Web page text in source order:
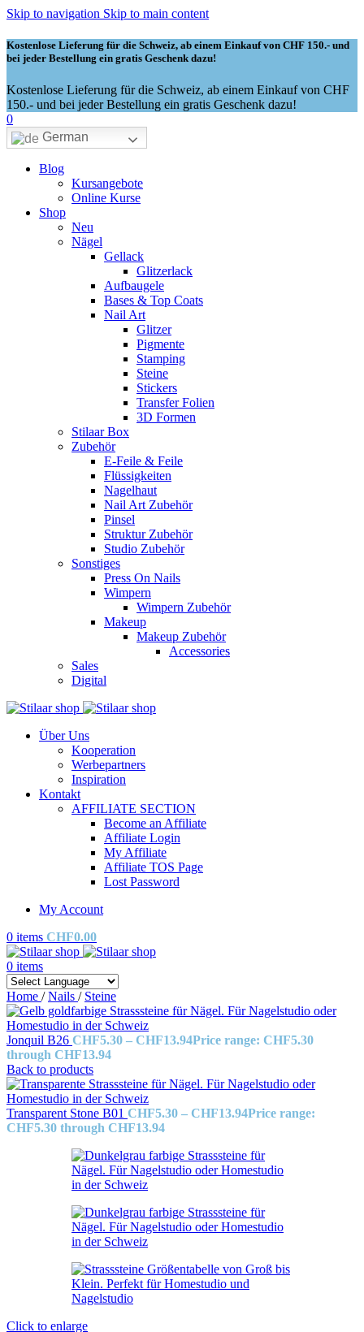
Skip to navigation Skip to main content
Kostenlose Lieferung für die Schweiz, ab einem Einkauf von CHF 150.- und
bei jeder Bestellung ein gratis Geschenk dazu!
Kostenlose Lieferung für die Schweiz, ab einem Einkauf von CHF
150.- und bei jeder Bestellung ein gratis Geschenk dazu!
0
German
Blog
Kursangebote
Online Kurse
Shop
Neu
Nägel
Gellack
Glitzerlack
Aufbaugele
Bases & Top Coats
Nail Art
Glitzer
Pigmente
Stamping
Steine
Stickers
Transfer Folien
3D Formen
Stilaar Box
Zubehör
E-Feile & Feile
Flüssigkeiten
Nagelhaut
Nail Art Zubehör
Pinsel
Struktur Zubehör
Studio Zubehör
Sonstiges
Press On Nails
Wimpern
Wimpern Zubehör
Makeup
Makeup Zubehör
Accessories
Sales
Digital
Über Uns
Kooperation
Werbepartners
Inspiration
Kontakt
AFFILIATE SECTION
Become an Affiliate
Affiliate Login
My Affiliate
Affiliate TOS Page
Lost Password
My Account
0 items CHF0.00
0 items
Home / Nails / Steine
Jonquil B26 CHF5.30 – CHF13.94Price range: CHF5.30
through CHF13.94
Back to products
Transparent Stone B01 CHF5.30 – CHF13.94Price range:
CHF5.30 through CHF13.94
Click to enlarge